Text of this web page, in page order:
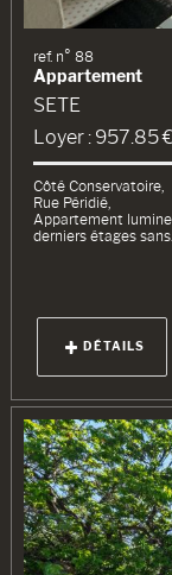
ref. n° 88
Appartement
SETE
Loyer : 957.85
Côté Conservatoire,
Rue Péridié,
Appartement
derniers étages
DÉTAILS